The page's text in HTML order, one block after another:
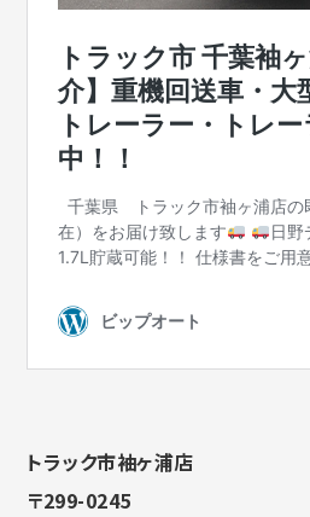
トラック市袖ヶ浦店
〒299-0245